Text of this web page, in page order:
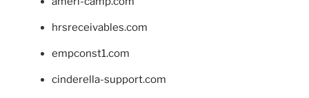
hrsreceivables.com
empconst1.com
cinderella-support.com